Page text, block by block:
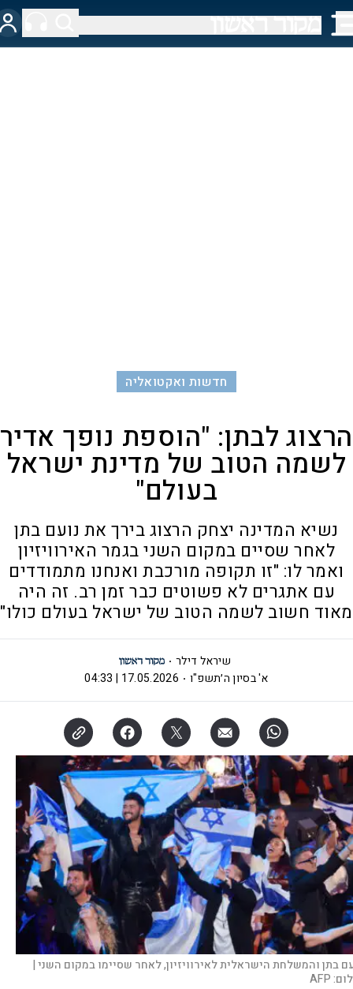
חדשות ואקטואליה
הרצוג לבתן: "הוספת נופך אדיר
לשמה הטוב של מדינת ישראל
בעולם"
נשיא המדינה יצחק הרצוג בירך את נועם בתן
לאחר שסיים במקום השני בגמר האירוויזיון
ואמר לו: "זו תקופה מורכבת ואנחנו מתמודדים
עם אתגרים לא פשוטים כבר זמן רב. זה היה
מאוד חשוב לשמה הטוב של ישראל בעולם כולו"
שיראל דילר
א' בסיון ה׳תשפ"ו
17.05.2026 | 04:33
בתן והמשלחת הישראלית לאירוויזיון, לאחר שסיימו במקום השני |
AFP